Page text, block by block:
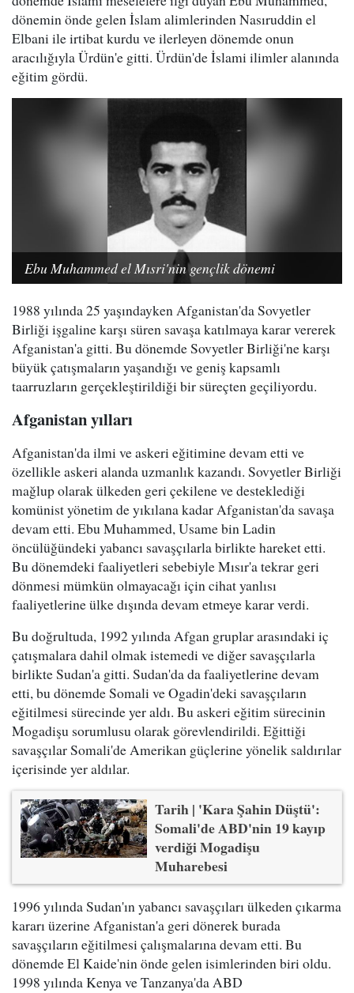
dönemin önde gelen İslam alimlerinden Nasıruddin el
Elbani ile irtibat kurdu ve ilerleyen dönemde onun
aracılığıyla Ürdün'e gitti. Ürdün'de İslami ilimler alanında
eğitim gördü.
Ebu Muhammed el Mısri'nin gençlik dönemi
1988 yılında 25 yaşındayken Afganistan'da Sovyetler
Birliği işgaline karşı süren savaşa katılmaya karar vererek
Afganistan'a gitti. Bu dönemde Sovyetler Birliği'ne karşı
büyük çatışmaların yaşandığı ve geniş kapsamlı
taarruzların gerçekleştirildiği bir süreçten geçiliyordu.
Afganistan yılları
Afganistan'da ilmi ve askeri eğitimine devam etti ve
özellikle askeri alanda uzmanlık kazandı. Sovyetler Birliği
mağlup olarak ülkeden geri çekilene ve desteklediği
komünist yönetim de yıkılana kadar Afganistan'da savaşa
devam etti. Ebu Muhammed, Usame bin Ladin
öncülüğündeki yabancı savaşçılarla birlikte hareket etti.
Bu dönemdeki faaliyetleri sebebiyle Mısır'a tekrar geri
dönmesi mümkün olmayacağı için cihat yanlısı
faaliyetlerine ülke dışında devam etmeye karar verdi.
Bu doğrultuda, 1992 yılında Afgan gruplar arasındaki iç
çatışmalara dahil olmak istemedi ve diğer savaşçılarla
birlikte Sudan'a gitti. Sudan'da da faaliyetlerine devam
etti, bu dönemde Somali ve Ogadin'deki savaşçıların
eğitilmesi sürecinde yer aldı. Bu askeri eğitim sürecinin
Mogadişu sorumlusu olarak görevlendirildi. Eğittiği
savaşçılar Somali'de Amerikan güçlerine yönelik saldırılar
içerisinde yer aldılar.
Tarih | 'Kara Şahin Düştü':
Somali'de ABD'nin 19 kayıp
verdiği Mogadişu
Muharebesi
1996 yılında Sudan'ın yabancı savaşçıları ülkeden çıkarma
kararı üzerine Afganistan'a geri dönerek burada
savaşçıların eğitilmesi çalışmalarına devam etti. Bu
dönemde El Kaide'nin önde gelen isimlerinden biri oldu.
1998 yılında Kenya ve Tanzanya'da ABD